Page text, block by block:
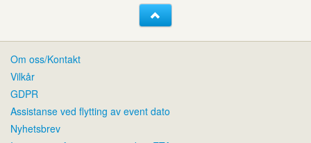
Om oss/Kontakt
Vilkår
GDPR
Assistanse ved flytting av event dato
Nyhetsbrev